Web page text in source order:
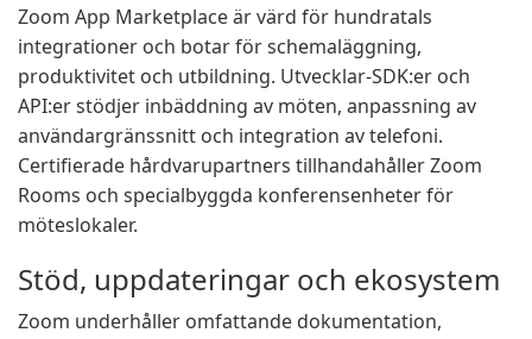
Zoom App Marketplace är värd för hundratals
integrationer och botar för schemaläggning,
produktivitet och utbildning. Utvecklar-SDK:er och
API:er stödjer inbäddning av möten, anpassning av
användargränssnitt och integration av telefoni.
Certifierade hårdvarupartners tillhandahåller Zoom
Rooms och specialbyggda konferensenheter för
möteslokaler.
Stöd, uppdateringar och ekosystem
Zoom underhåller omfattande dokumentation,